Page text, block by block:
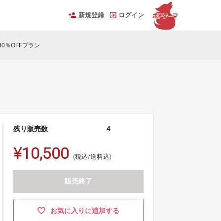
新規登録 ログイン
％OFFプラン
残り販売数 4
¥10,500 (税込/送料込)
販売終了
お気に入りに追加する